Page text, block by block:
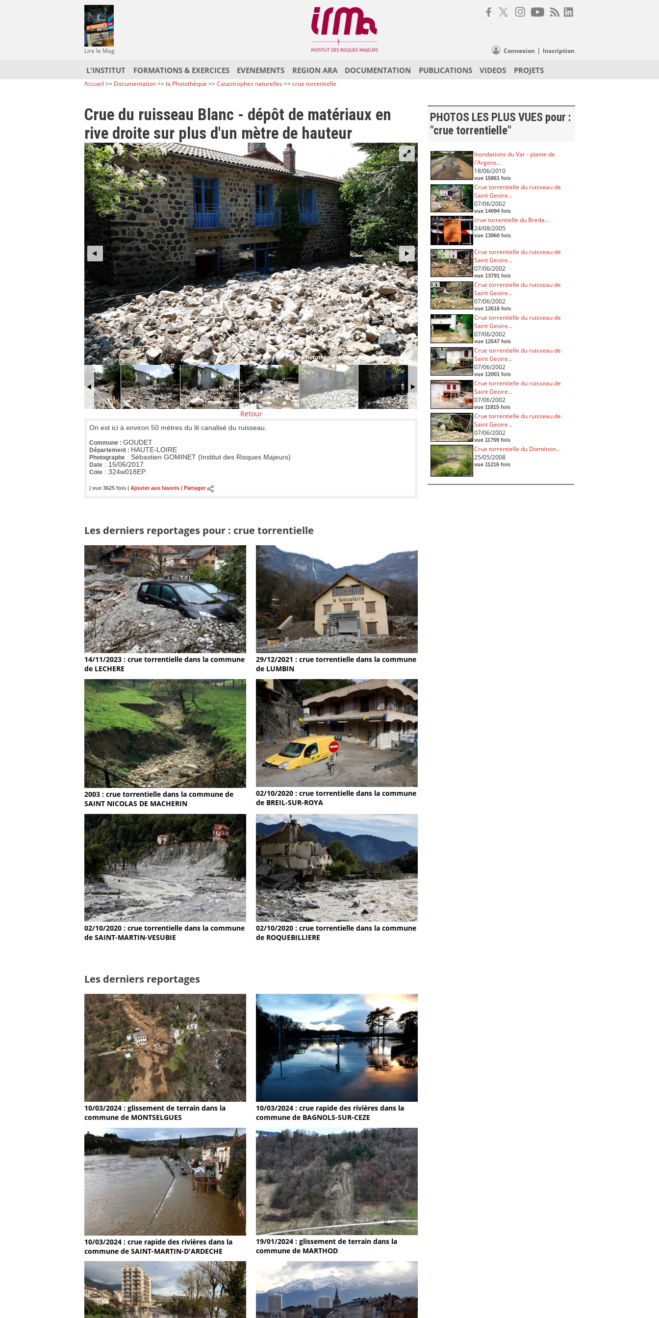
Lire le Mag Connexion | Inscription
L'INSTITUT FORMATIONS & EXERCICES EVENEMENTS REGION ARA DOCUMENTATION PUBLICATIONS VIDEOS PROJETS
Accueil >> Documentation>> la Photothèque >>Catastrophes naturelles>>crue torrentielle
Crue du ruisseau Blanc - dépôt de matériaux en
rive droite sur plus d'un mètre de hauteur
Retour
On est ici à environ 50 mètres du lit canalisé du ruisseau.
Commune : GOUDET
Département : HAUTE-LOIRE
Photographe : Sébastien GOMINET (Institut des Risques Majeurs)
Date : 15/06/2017
Cote : 324w018EP
| vue 3625 fois | Ajouter aux favoris Partager
Les derniers reportages pour : crue torrentielle
14/11/2023 : crue torrentielle dans la commune
de LECHERE
29/12/2021 : crue torrentielle dans la commune
de LUMBIN
2003 : crue torrentielle dans la commune de
SAINT NICOLAS DE MACHERIN
02/10/2020 : crue torrentielle dans la commune
de BREIL-SUR-ROYA
02/10/2020 : crue torrentielle dans la commune
de SAINT-MARTIN-VESUBIE
02/10/2020 : crue torrentielle dans la commune
de ROQUEBILLIERE
Les derniers reportages
10/03/2024 : glissement de terrain dans la
commune de MONTSELGUES
10/03/2024 : crue rapide des rivières dans la
commune de BAGNOLS-SUR-CEZE
10/03/2024 : crue rapide des rivières dans la
commune de SAINT-MARTIN-D'ARDECHE
19/01/2024 : glissement de terrain dans la
commune de MARTHOD
PHOTOS LES PLUS VUES pour :
"crue torrentielle"
Inondations du Var - plaine de
l'Argens...
18/06/2010
vue 15861 fois
Crue torrentielle du ruisseau de
Saint Geoire...
07/06/2002
vue 14094 fois
crue torrentielle du Breda...
24/08/2005
vue 13960 fois
Crue torrentielle du ruisseau de
Saint Geoire...
07/06/2002
vue 13791 fois
Crue torrentielle du ruisseau de
Saint Geoire...
07/06/2002
vue 12616 fois
Crue torrentielle du ruisseau de
Saint Geoire...
07/06/2002
vue 12547 fois
Crue torrentielle du ruisseau de
Saint Geoire...
07/06/2002
vue 12001 fois
Crue torrentielle du ruisseau de
Saint Geoire...
07/06/2002
vue 11815 fois
Crue torrentielle du ruisseau de
Saint Geoire...
07/06/2002
vue 11759 fois
Crue torrentielle du Doménon...
25/05/2008
vue 11216 fois